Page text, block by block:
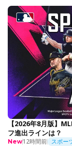
【2026年8月版】
フ進出ラインは？
New12時間前 スポー